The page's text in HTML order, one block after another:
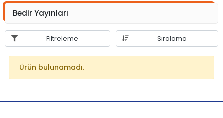
Bedir Yayınları
Filtreleme Sıralama
Ürün bulunamadı.